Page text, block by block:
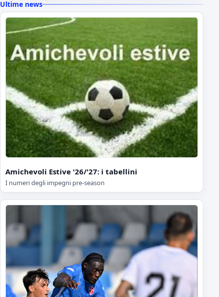
Ultime news
Amichevoli Estive '26/'27: i tabellini
I numeri degli impegni pre-season